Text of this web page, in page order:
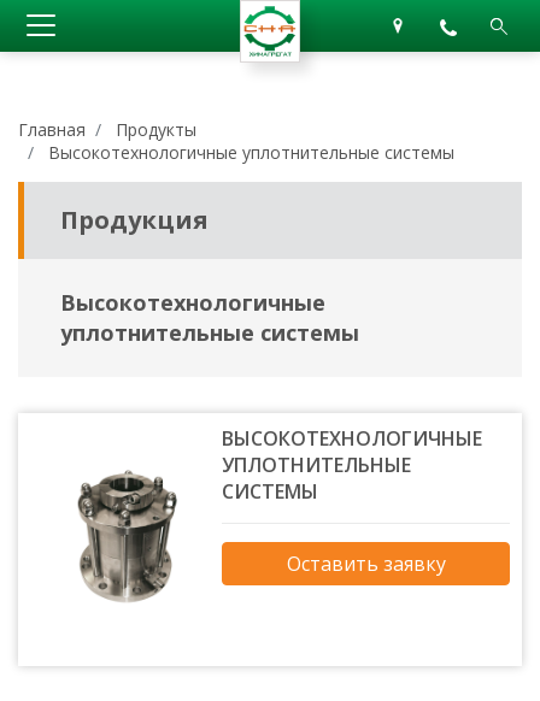
Главная
Продукты
Высоко­технологичные уплотнительные системы
Продукция
Высоко­технологичные
уплотнительные системы
ВЫСОКО­ТЕХНОЛОГИЧНЫЕ
УПЛОТНИТЕЛЬНЫЕ
СИСТЕМЫ
Оставить заявку